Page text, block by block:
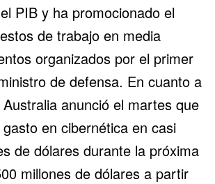
PIB y ha promocionado el
de trabajo en media
organizados por el primer
de defensa. En cuanto a
anunció el martes que
en cibernética en casi
de dólares durante la próxima
millones de dólares a partir